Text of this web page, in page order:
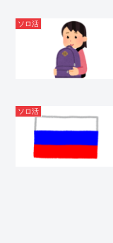
ソロ活
ソロ活